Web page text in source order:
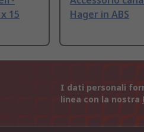
15
Hager in ABS
I dati personali
linea con la nostra